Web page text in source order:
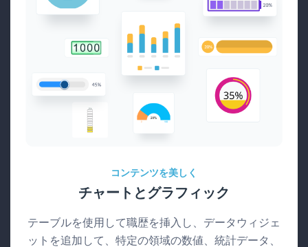
コンテンツを美しく
チャートとグラフィック
テーブルを使用して職歴を挿入し、データウィジェ
ットを追加して、特定の領域の数値、統計データ、